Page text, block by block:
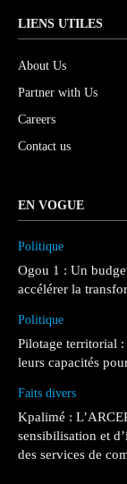
LIENS UTILES
About Us
Partner with Us
Careers
Contact us
EN VOGUE
Politique
Ogou 1 : Un
accélérer la
Politique
Pilotage territorial
leurs capacités
Faits divers
Kpalimé :
sensibilisation et
des services de